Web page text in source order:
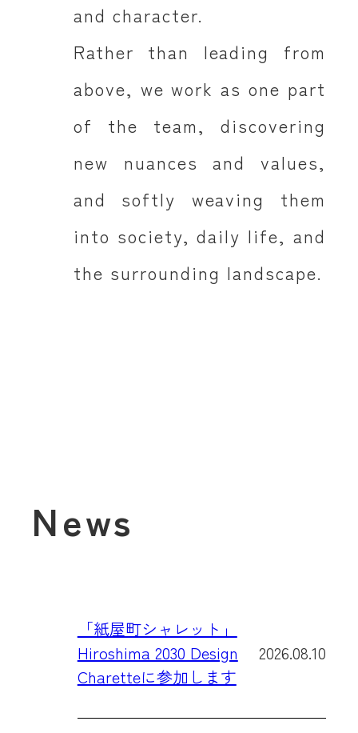
and character.
Rather than leading from
above, we work as one part
of the team, discovering
new nuances and values,
and softly weaving them
into society, daily life, and
the surrounding landscape.
News
「紙屋町シャレット」
Hiroshima 2030 Design
Charetteに参加します
2026.08.10